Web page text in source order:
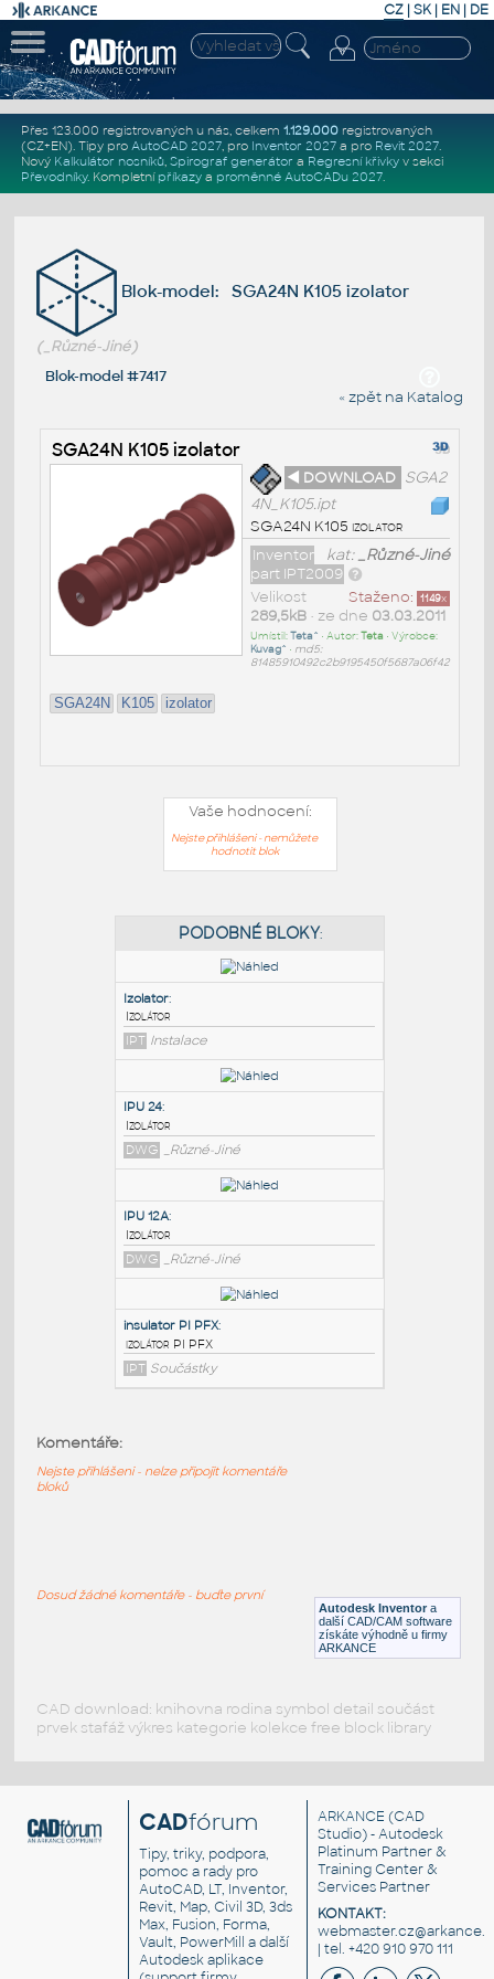
CZ | SK| EN | DE
Přes 123.000 registrovaných u nás, celkem 1.129.000registrovaných
(CZ+EN). Tipy pro AutoCAD 2027, pro Inventor 2027a pro Revit 2027.
Nový Kalkulátor nosníků, Spirograf generátor a Regresní křivkyv sekci
Převodníky. Kompletní příkazya proměnné AutoCADu 2027.
Blok-model: SGA24N K105 izolator
(_Různé-Jiné)
Blok-model #7417
« zpět na Katalog
SGA24N K105 izolator
◄ DOWNLOAD SGA2
4N_K105.ipt
SGA24N K105 izolator
kat:_Různé-Jiné
Inventor
part IPT2009
Staženo: 1149x
Velikost
289,5kB• ze dne 03.03.2011
Umístil:Teta^ • Autor:Teta • Výrobce:
Kuvag^ • md5:
81485910492c2b9195450f5687a06f42
SGA24N K105 izolator
Vaše hodnocení:
Nejste přihlášeni - nemůžete
hodnotit blok
PODOBNÉ BLOKY
Izolator:
IPT
Izolátor
DWG _Různé-Jiné
DWG _Různé-Jiné
Autodesk Inventor a
další CAD/CAM software
získáte výhodně u firmy
ARKANCE
Komentáře:
Nejste přihlášeni - nelze připojit komentáře
bloků
Dosud žádné komentáře - buďte první
CAD download: knihovna rodina symbol detail součást
prvek stafáž výkres kategorie kolekce free block library
CADfórum
Tipy, triky, podpora,
pomoc a rady pro
AutoCAD, LT, Inventor,
Revit, Map, Civil 3D, 3ds
Max, Fusion, Forma,
Vault, PowerMill a další
Autodesk aplikace
ARKANCE (CAD
Studio) - Autodesk
Platinum Partner &
Training Center &
Services Partner
KONTAKT:
| tel. +420 910 970 111